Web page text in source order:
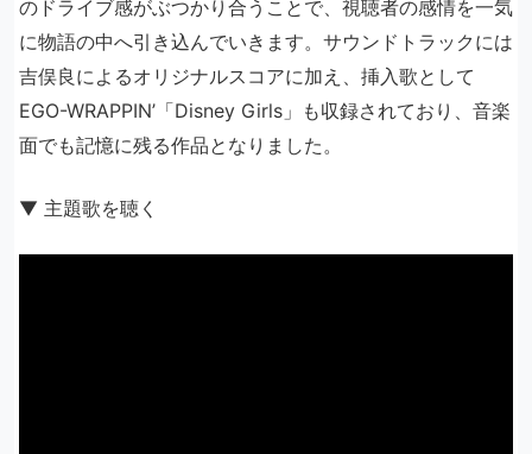
のドライブ感がぶつかり合うことで、視聴者の感情を一気
に物語の中へ引き込んでいきます。サウンドトラックには
吉俣良によるオリジナルスコアに加え、挿入歌として
EGO-WRAPPIN’「Disney Girls」も収録されており、音楽
面でも記憶に残る作品となりました。
▼ 主題歌を聴く